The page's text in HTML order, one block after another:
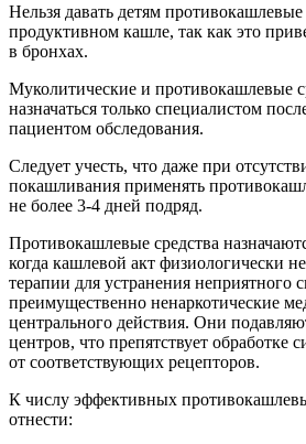
Нельзя давать детям
продуктивном кашле, так как это
в бронхах.
Муколитические и противокашлевые
назначаться только специалистом
пациентом обследования.
Следует учесть, что даже при
покашливания применять
не более 3-4 дней подряд.
Противокашлевые средства
когда кашлевой акт физиологически
терапии для устранения неприятного
преимущественно ненаркотические
центрального действия. Они
центров, что препятствует обработке
от соответствующих рецепторов.
К числу эффективных
отнести: